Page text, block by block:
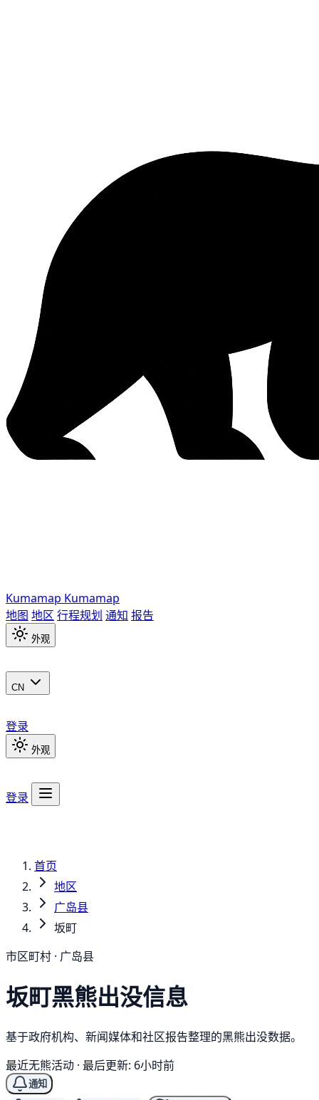
Kumamap Kumamap
地图 地区 行程规划 通知 报告
外观
CN
登录
外观
登录
首页
地区
广岛县
坂町
市区町村 · 广岛县
坂町黑熊出没信息
基于政府机构、新闻媒体和社区报告整理的黑熊出没数据。
最近无熊活动 · 最后更新: 6小时前
通知